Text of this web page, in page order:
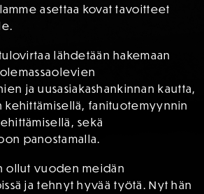
asettaa kovat tavoitteet
lähdetään hakemaan
ja uusasiakashankinnan kautta,
kehittämisellä, fanituotemyynnin
sekä
panostamalla.
ollut vuoden meidän
ja tehnyt hyvää työtä. Nyt hän